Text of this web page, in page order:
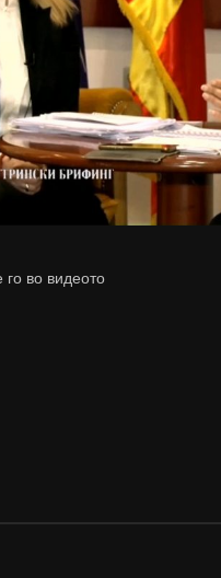
го во видеото